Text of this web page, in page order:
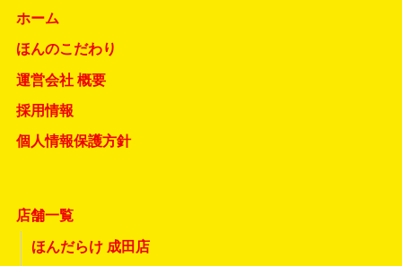
ホーム
ほんのこだわり
運営会社 概要
採用情報
個人情報保護方針
店舗一覧
ほんだらけ 成田店